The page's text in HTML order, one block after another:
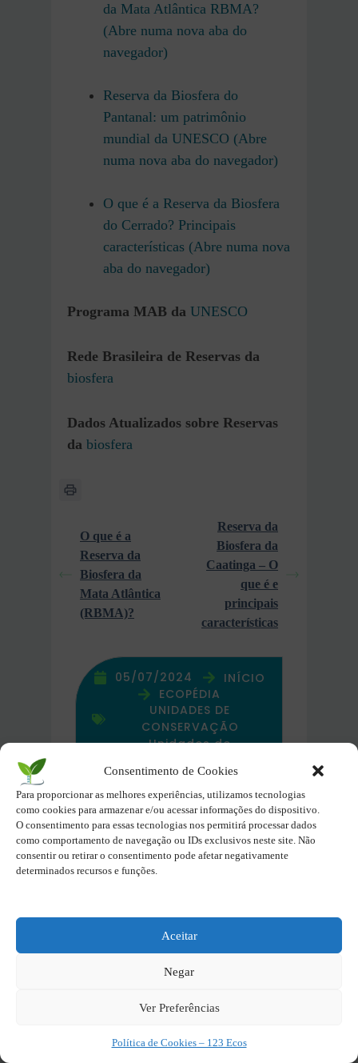
Consentimento de Cookies
Para proporcionar as melhores experiências, utilizamos tecnologias
como cookies para armazenar e/ou acessar informações do dispositivo.
O consentimento para essas tecnologias nos permitirá processar dados
como comportamento de navegação ou IDs exclusivos neste site. Não
consentir ou retirar o consentimento pode afetar negativamente
determinados recursos e funções.
Aceitar
Negar
Ver Preferências
Política de Cookies – 123 Ecos
Atualizado em:
da Mata Atlântica RBMA?
(Abre numa nova aba do
navegador)
Reserva da Biosfera do
Pantanal: um patrimônio
mundial da UNESCO (Abre
numa nova aba do navegador)
O que é a Reserva da Biosfera
do Cerrado? Principais
características (Abre numa nova
aba do navegador)
Programa MAB da UNESCO
Rede Brasileira de Reservas da
biosfera
Dados Atualizados sobre Reservas
da biosfera
O que é a
Reserva da
Biosfera da
Mata Atlântica
(RBMA)?
Reserva da
Biosfera da
Caatinga – O
que é e
principais
características
05/07/2024
INÍCIO
ECOPÉDIA
UNIDADES DE
CONSERVAÇÃO
Unidades de
Protegidas
Tag -Reservas
Biológicas (REBIOs),
Reservas da Biosfera do
Brasil
Pastas Ecopédia
Biodiversidade